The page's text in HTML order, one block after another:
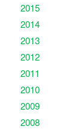
2015
2014
2013
2012
2011
2010
2009
2008